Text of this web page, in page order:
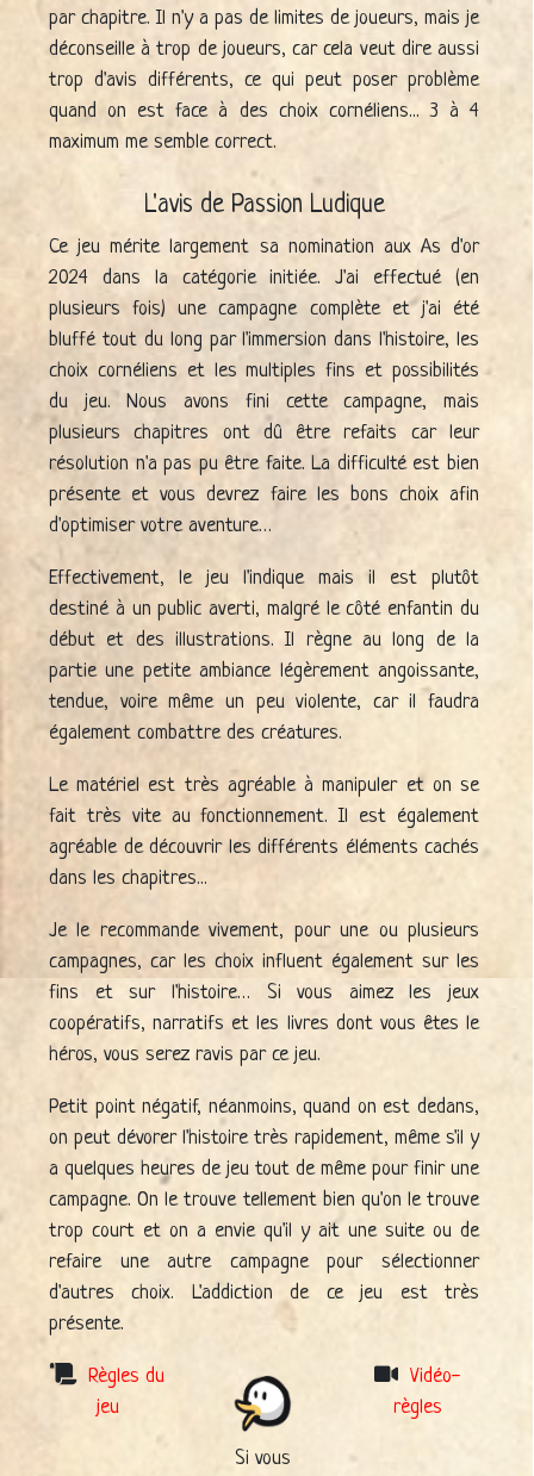
par chapitre. Il n'y a pas de limites de joueurs, mais je
déconseille à trop de joueurs, car cela veut dire aussi
trop d'avis différents, ce qui peut poser problème
quand on est face à des choix cornéliens... 3 à 4
maximum me semble correct.
L'avis de Passion Ludique
Ce jeu mérite largement sa nomination aux As d'or
2024 dans la catégorie initiée. J'ai effectué (en
plusieurs fois) une campagne complète et j'ai été
bluffé tout du long par l'immersion dans l'histoire, les
choix cornéliens et les multiples fins et possibilités
du jeu. Nous avons fini cette campagne, mais
plusieurs chapitres ont dû être refaits car leur
résolution n'a pas pu être faite. La difficulté est bien
présente et vous devrez faire les bons choix afin
d'optimiser votre aventure…
Effectivement, le jeu l'indique mais il est plutôt
destiné à un public averti, malgré le côté enfantin du
début et des illustrations. Il règne au long de la
partie une petite ambiance légèrement angoissante,
tendue, voire même un peu violente, car il faudra
également combattre des créatures.
Le matériel est très agréable à manipuler et on se
fait très vite au fonctionnement. Il est également
agréable de découvrir les différents éléments cachés
dans les chapitres...
Je le recommande vivement, pour une ou plusieurs
campagnes, car les choix influent également sur les
fins et sur l'histoire… Si vous aimez les jeux
coopératifs, narratifs et les livres dont vous êtes le
héros, vous serez ravis par ce jeu.
Petit point négatif, néanmoins, quand on est dedans,
on peut dévorer l'histoire très rapidement, même s'il y
a quelques heures de jeu tout de même pour finir une
campagne. On le trouve tellement bien qu'on le trouve
trop court et on a envie qu'il y ait une suite ou de
refaire une autre campagne pour sélectionner
d'autres choix. L'addiction de ce jeu est très
présente.
Règles du
jeu
Si vous
Vidéo-
règles